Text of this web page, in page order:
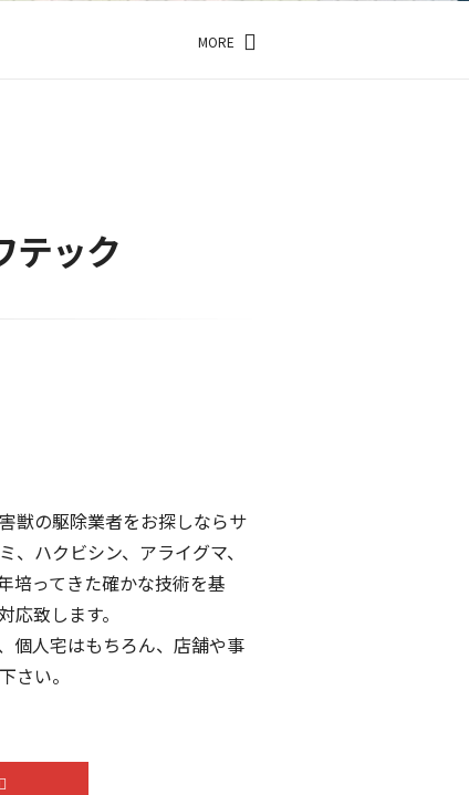
MORE
テック
獣の駆除業者をお探しならサ
ハクビシン、アライグマ、
培ってきた確かな技術を基
致します。
個人宅はもちろん、店舗や事
さい。